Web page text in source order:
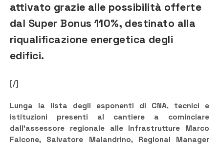
attivato grazie alle possibilità offerte
dal Super Bonus 110%, destinato alla
riqualificazione energetica degli
edifici.
[/]
Lunga la lista degli esponenti di CNA, tecnici e
istituzioni presenti al cantiere a cominciare
dall’assessore regionale alle Infrastrutture Marco
Falcone, Salvatore Malandrino, Regional Manager